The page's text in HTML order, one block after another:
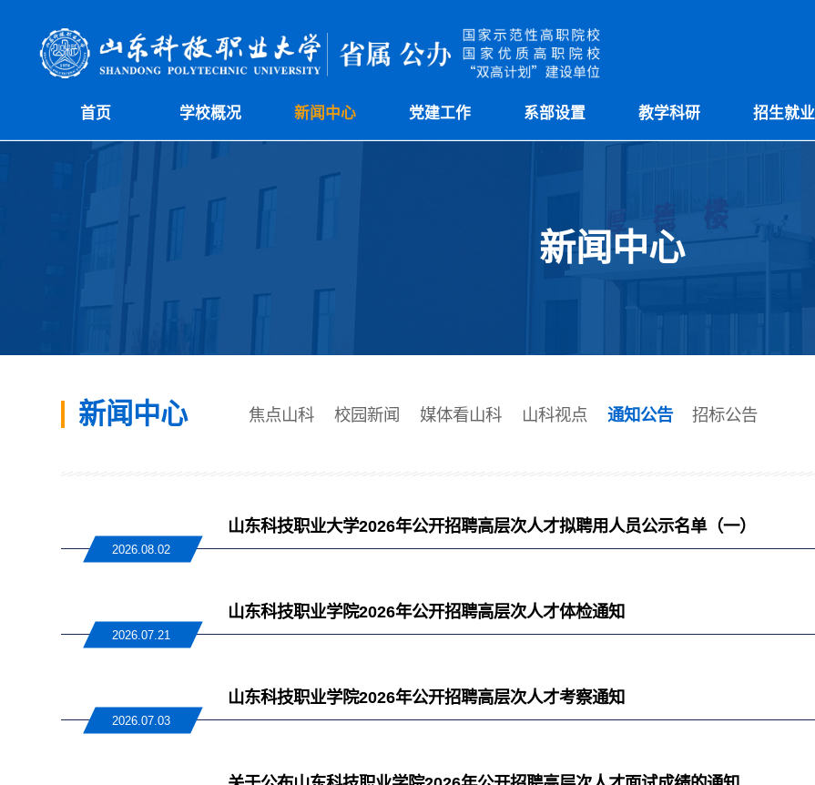
首页 学校概况 新闻中心 党建工作 系部设置 教学科研 招生就业
新闻中心
新闻中心 焦点山科 校园新闻 媒体看山科 山科视点 通知公告 招标公告
2026.08.02
山东科技职业大学2026年公开招聘高层次人才拟聘用人员公示名单（一）
2026.07.21
山东科技职业学院2026年公开招聘高层次人才体检通知
2026.07.03
山东科技职业学院2026年公开招聘高层次人才考察通知